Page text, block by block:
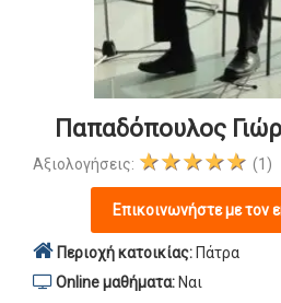
Παπαδόπουλος
Αξιολογήσεις: ★★★★★ (1)
Επικοινωνήστε με τον
Περιοχή κατοικίας: Πάτρα
Online μαθήματα: Ναι